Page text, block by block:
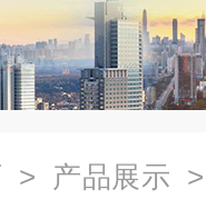
> 产品展示